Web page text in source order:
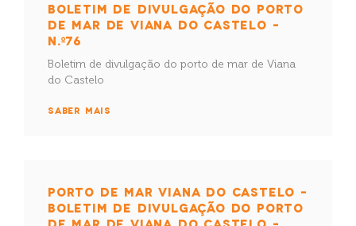
BOLETIM DE DIVULGAÇÃO DO PORTO
DE MAR DE VIANA DO CASTELO –
N.º76
Boletim de divulgação do porto de mar de Viana
do Castelo
SABER MAIS
PORTO DE MAR VIANA DO CASTELO –
BOLETIM DE DIVULGAÇÃO DO PORTO
DE MAR DE VIANA DO CASTELO –